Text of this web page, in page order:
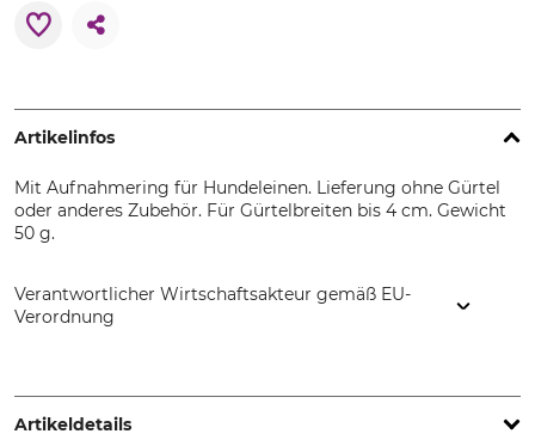
Artikelinfos
Mit Aufnahmering für Hundeleinen. Lieferung ohne Gürtel
oder anderes Zubehör. Für Gürtelbreiten bis 4 cm. Gewicht
50 g.
Verantwortlicher Wirtschaftsakteur gemäß EU-
Verordnung
Romania, www.tapel-sibiu.ro
Artikeldetails